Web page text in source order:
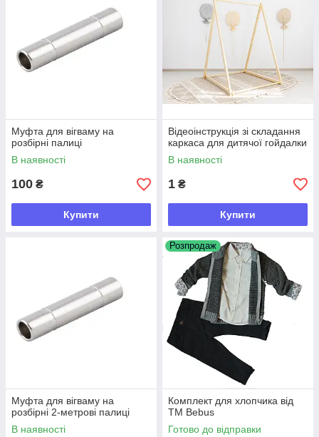
Муфта для вігваму на
розбірні палиці
В наявності
100 ₴
Купити
Відеоінструкція зі складання
каркаса для дитячої гойдалки
В наявності
1 ₴
Купити
Муфта для вігваму на
розбірні 2-метрові палиці
В наявності
Розпродаж
Комплект для хлопчика від
ТМ Bebus
Готово до відправки